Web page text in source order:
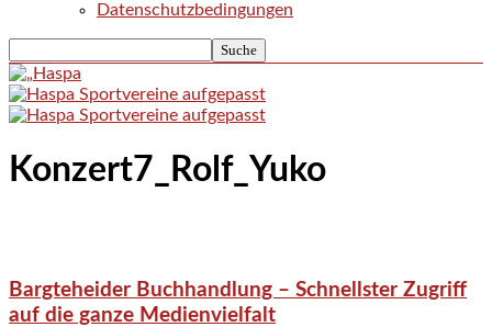
Datenschutzbedingungen
Konzert7_Rolf_Yuko
Bargteheider Buchhandlung – Schnellster Zugriff
auf die ganze Medienvielfalt